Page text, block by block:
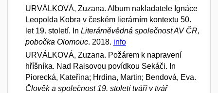
URVÁLKOVÁ, Zuzana. Album nakladatele Ignáce
Leopolda Kobra v českém lierárním kontextu 50.
let 19. století. In Literárněvědná společnost AV ČR,
pobočka Olomouc. 2018. info
URVÁLKOVÁ, Zuzana. Požárem k napravení
hříšníka. Nad Raisovou povídkou Sekáči. In
Piorecká, Kateřina; Hrdina, Martin; Bendová, Eva.
Člověk a společnost 19. století tváří v tvář